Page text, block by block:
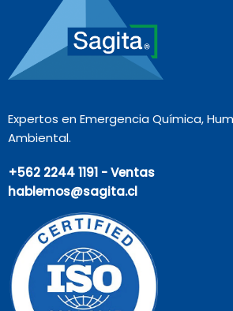
Expertos en Emergencia Química,
Ambiental.
+562 2244 1191 - Ventas
hablemos@sagita.cl